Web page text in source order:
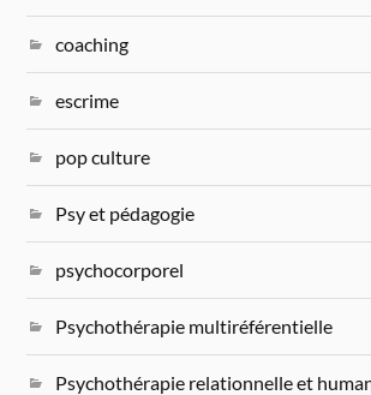
coaching
escrime
pop culture
Psy et pédagogie
psychocorporel
Psychothérapie multiréférentielle
Psychothérapie relationnelle et